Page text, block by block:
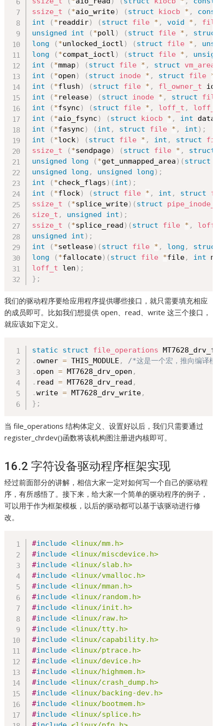
ssize_t
( *aio_write) ( struct kiocb * ,
int
( *readdir) ( struct file * , void * ,
unsigned
int ( *poll ) ( struct file * ,
long
( *unlocked_ioctl ) ( struct file * ,
long
( *compat_ioctl ) ( struct file * ,
int
( *mmap ) ( struct file * , struct
int
( *open ) ( struct inode * , struct file *
int
( *flush ) ( struct file * , fl_owner_t id
int
( *release) ( struct inode * , struct
int
( *fsync ) ( struct file * , loff_t ,
int
( *aio_fsync ) ( struct kiocb * , int
int
( *fasync ) ( int , struct file * , int ) ;
int
( *lock) ( struct file * , int , struct
ssize_t
( *sendpage) ( struct file * ,
struct
unsigned
long ( *get_unmapped_area ) ( struct
unsigned
long , unsigned long ) ;
int
( *check_flags ) ( int ) ;
int
( *flock) ( struct file * , int , struct
ssize_t
( *splice_write) ( struct
size_t , unsigned int ) ;
ssize_t
( *splice_read ) ( struct file * ,
unsigned
int ) ;
int
( *setlease) ( struct file * , long ,
long
( *fallocate) ( struct file *file, int
loff_t len ) ;
} ;
我们的驱动程序要给应用程序提供哪些接口，就只需要填充相应
的成员即可。比如我们想提供 open、read、write 这三个接口，
就应该如下定义。
static struct file_operations
. owner = THIS_MODULE ,
/*这是一个宏，推向编
. open = MT7628_drv_open ,
. read = MT7628_drv_read ,
.write = MT7628_drv_write,
} ;
当 file_operations 结构体定义、设置好以后，我们只需要通过
register_chrdev()函数将该机构图注册进内核即可。
16.2 字符设备驱动程序框架实现
经过前面部分的讲解，相信大家一定对如何写一个自己的驱动程
序，有所感悟了。接下来，给大家一个简单的驱动程序的例子，
可以用于作为框架模板，以后的驱动都可以基于该驱动进行修
改。
#include <linux/mm.h>
#include <linux/miscdevice.h>
#include <linux/slab.h>
#include <linux/vmalloc.h>
#include <linux/mman.h>
#include <linux/random.h>
#include <linux/init.h>
#include <linux/raw.h>
#include <linux/tty.h>
#include <linux/capability.h>
#include <linux/ptrace.h>
#include <linux/device.h>
#include <linux/highmem.h>
#include <linux/crash_dump.h>
#include <linux/backing-dev.h>
#include <linux/bootmem.h>
#include <linux/splice.h>